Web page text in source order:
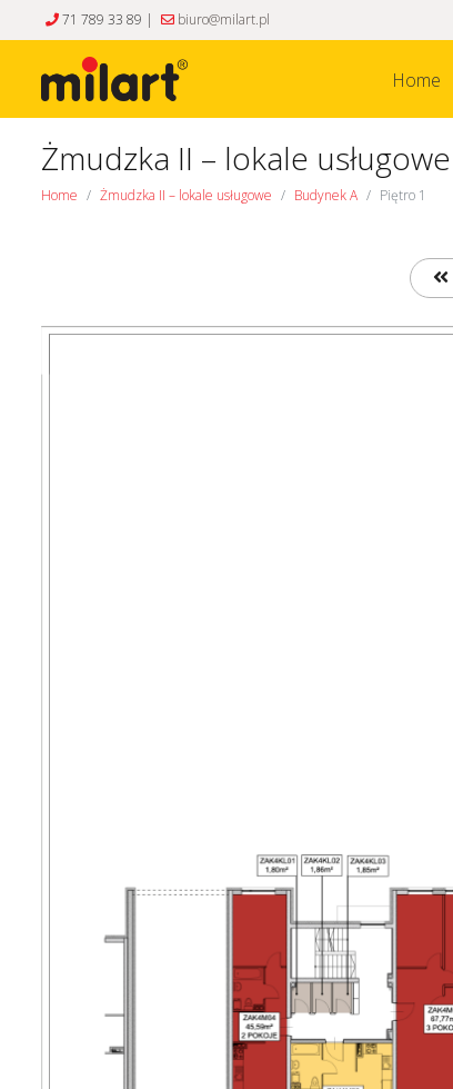
71 789 33 89 | biuro@milart.pl
Home
Żmudzka II – lokale usługowe
Home Żmudzka II – lokale usługowe Budynek A Piętro 1